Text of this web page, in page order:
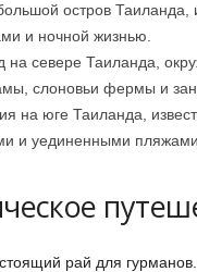
остров Таиланда,
и ночной жизнью.
на севере Таиланда,
слоновьи фермы и
на юге Таиланда,
и уединенными пляжами.
рай для